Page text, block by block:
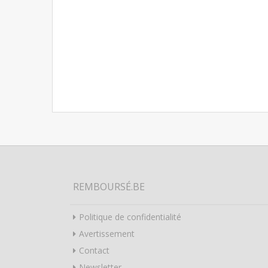
REMBOURSÉ.BE
Politique de confidentialité
Avertissement
Contact